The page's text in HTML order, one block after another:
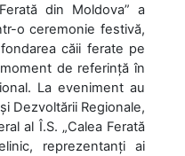
din Moldova” a
o ceremonie festivă,
căii ferate pe
de referință în
La eveniment au
Dezvoltării Regionale,
al Î.S. „Calea Ferată
reprezentanți ai